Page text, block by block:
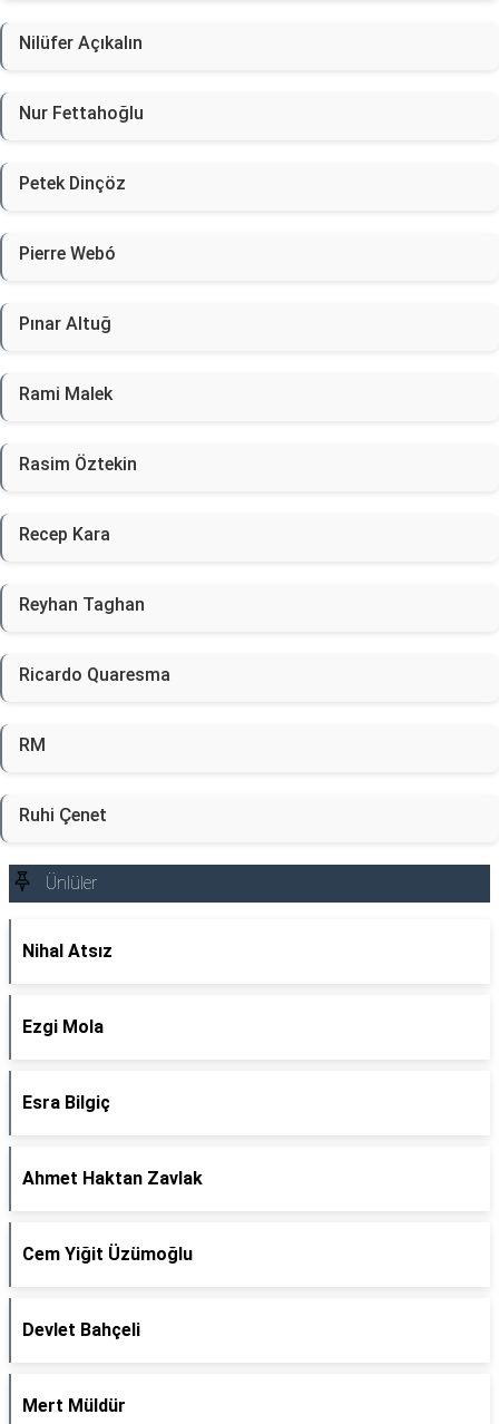
Nilüfer Açıkalın
Nur Fettahoğlu
Petek Dinçöz
Pierre Webó
Pınar Altuğ
Rami Malek
Rasim Öztekin
Recep Kara
Reyhan Taghan
Ricardo Quaresma
RM
Ruhi Çenet
Ünlüler
Nihal Atsız
Ezgi Mola
Esra Bilgiç
Ahmet Haktan Zavlak
Cem Yiğit Üzümoğlu
Devlet Bahçeli
Mert Müldür